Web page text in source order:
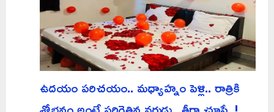
ఉదయం పరిచయం.. మధ్యాహ్నం పెళ్లి.. రాత్రికి